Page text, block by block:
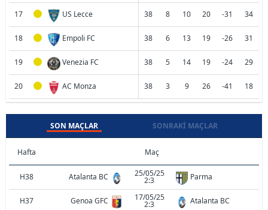
17 US Lecce 38 8 10 20 -31 34
18 Empoli FC 38 6 13 19 -26 31
19 Venezia FC 38 5 14 19 -24 29
20 AC Monza 38 3 9 26 -41 18
SON MAÇLAR SONRAKI MAÇLAR
Hafta Maç
H38 Atalanta BC 25/05/25
2:3 Parma
H37 Genoa GFC 17/05/25
2:3 Atalanta BC